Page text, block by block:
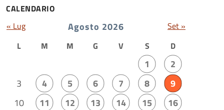
CALENDARIO
Agosto 2026
L M M G V S D
1
2
3
4 5 6 7 8
9
10
11 12 13 14 15
16
« Lug Set »